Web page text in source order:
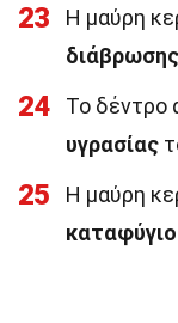
23 Η μαύρη
διάβρωσης
24 Το δέντρο
υγρασίας
25 Η μαύρη
καταφύγιο